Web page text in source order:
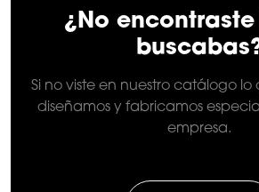
¿No
Si no viste en nuestro catálogo lo
diseñamos y fabricamos
empresa.